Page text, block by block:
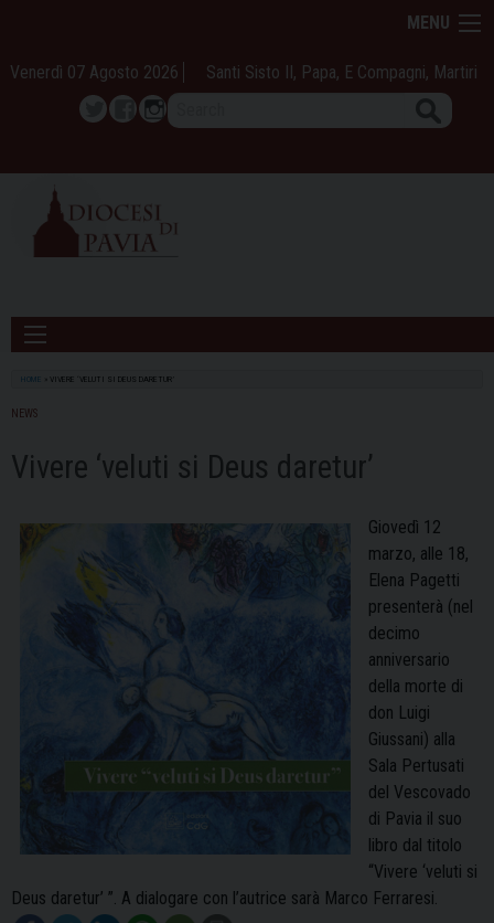
content
MENU
Venerdì 07 Agosto 2026 Santi Sisto II, Papa, E Compagni, Martiri
TwitterFacebook
Instagram
HOME VIVERE ‘VELUTI SI DEUS DARETUR’
NEWS
Vivere ‘veluti si Deus daretur’
Giovedì 12
marzo, alle 18,
Elena Pagetti
presenterà (nel
decimo
anniversario
della morte di
don Luigi
Giussani) alla
Sala Pertusati
del Vescovado
di Pavia il suo
libro dal titolo
“Vivere ‘veluti si
Deus daretur’ ”. A dialogare con l’autrice sarà Marco Ferraresi.